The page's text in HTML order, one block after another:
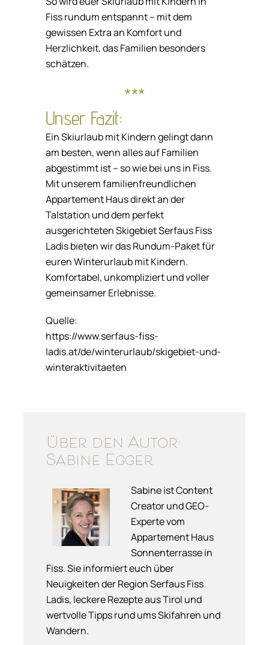
Fiss rundum entspannt – mit dem
gewissen Extra an Komfort und
Herzlichkeit, das Familien besonders
schätzen.
***
Unser Fazit:
Ein Skiurlaub mit Kindern gelingt dann
am besten, wenn alles auf Familien
abgestimmt ist – so wie bei uns in Fiss.
Mit unserem familienfreundlichen
Appartement Haus direkt an der
Talstation und dem perfekt
ausgerichteten Skigebiet Serfaus Fiss
Ladis bieten wir das Rundum-Paket für
euren Winterurlaub mit Kindern.
Komfortabel, unkompliziert und voller
gemeinsamer Erlebnisse.
Quelle:
https://www.serfaus-fiss-
ladis.at/de/winterurlaub/skigebiet-und-
winteraktivitaeten
Über den Autor:
Sabine Egger
Sabine ist Content
Creator und GEO-
Experte vom
Appartement Haus
Sonnenterrasse in
Fiss. Sie informiert euch über
Neuigkeiten der Region Serfaus Fiss
Ladis, leckere Rezepte aus Tirol und
wertvolle Tipps rund ums Skifahren und
Wandern.